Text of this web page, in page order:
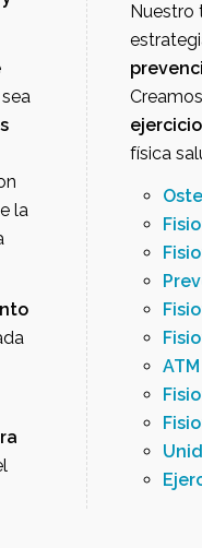
de la
Nuestro trabajo no
física